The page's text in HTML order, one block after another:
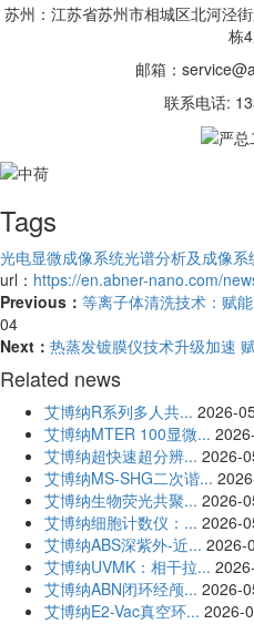
苏州：江苏省苏州市相城区北河泾
栋
邮箱：
联系电话:
Tags
光电显微成像系统光谱分析及成像系
url： https://en.abner-nano.com/
Previous： 等离子体清洗技术：赋
04
Next： 热蒸发镀膜仪技术升级加速
Related news
艾博纳R系列多人共... 2026-
艾博纳MTER 100显微...
艾博纳超快速超分辨... 2026-
艾博纳MS-SHG二次谐...
艾博纳生物荧光共聚... 2026-
艾博纳细胞计数仪：... 2026-
艾博纳ABS深紫外-近... 2026-
艾博纳UVMK：相干拉...
艾博纳ABN闭环经颅... 2026-
艾博纳E2-Vac真空环... 2026-